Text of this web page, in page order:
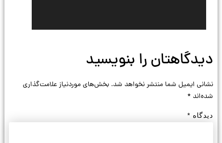
دیدگاهتان را بنویسید
نشانی ایمیل شما منتشر نخواهد شد. بخش‌های موردنیاز علامت‌گذاری
شده‌اند *
دیدگاه *